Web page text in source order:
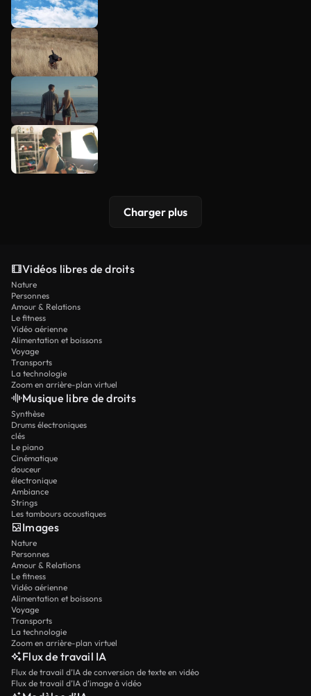
Charger plus
Vidéos libres de droits
Nature
Personnes
Amour & Relations
Le fitness
Vidéo aérienne
Alimentation et boissons
Voyage
Transports
La technologie
Zoom en arrière-plan virtuel
Musique libre de droits
Synthèse
Drums électroniques
clés
Le piano
Cinématique
douceur
électronique
Ambiance
Strings
Les tambours acoustiques
Images
Nature
Personnes
Amour & Relations
Le fitness
Vidéo aérienne
Alimentation et boissons
Voyage
Transports
La technologie
Zoom en arrière-plan virtuel
Flux de travail IA
Flux de travail d’IA de conversion de texte en vidéo
Flux de travail d’IA d’image à vidéo